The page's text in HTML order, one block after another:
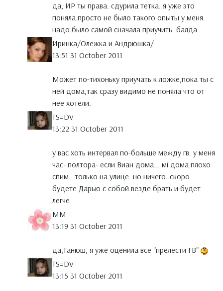
да, ИР ты права. сдурила тетка. я уже это
поняла.просто не было такого опыты у меня.
надо было самой сначала приучить. балда
Иринка/Олежка и Андрюшка/
13:51 31 October 2011
Может по-тихоньку приучать к ложке,пока ты с
ней дома,так сразу видимо не поняла что от
нее хотели.
TS=DV
13:22 31 October 2011
у вас хоть интервал по-больше между гв. у меня
час- полтора- если Виан дома... мі дома плохо
спим.. только на улице. но ничего. скоро
будете Дарью с собой везде брать и будет
легче
MM
13:19 31 October 2011
да,Танюш, я уже оценила все "прелести ГВ"
TS=DV
13:15 31 October 2011